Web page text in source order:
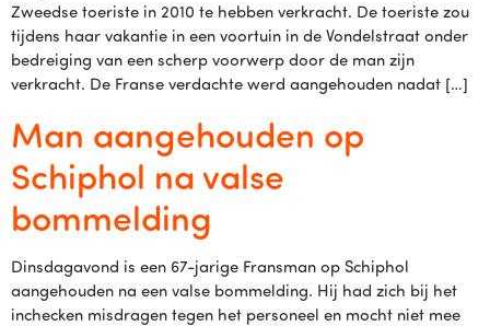
Zweedse toeriste in 2010 te hebben verkracht. De toeriste zou
tijdens haar vakantie in een voortuin in de Vondelstraat onder
bedreiging van een scherp voorwerp door de man zijn
verkracht. De Franse verdachte werd aangehouden nadat […]
Man aangehouden op
Schiphol na valse
bommelding
Dinsdagavond is een 67-jarige Fransman op Schiphol
aangehouden na een valse bommelding. Hij had zich bij het
inchecken misdragen tegen het personeel en mocht niet mee